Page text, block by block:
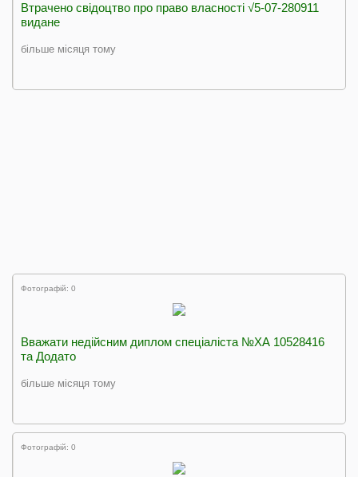
Втрачено свідоцтво про право власності √5-07-280911
видане
більше місяця тому
Фотографій: 0
Вважати недійсним диплом спеціаліста №ХА 10528416
та Додато
більше місяця тому
Фотографій: 0